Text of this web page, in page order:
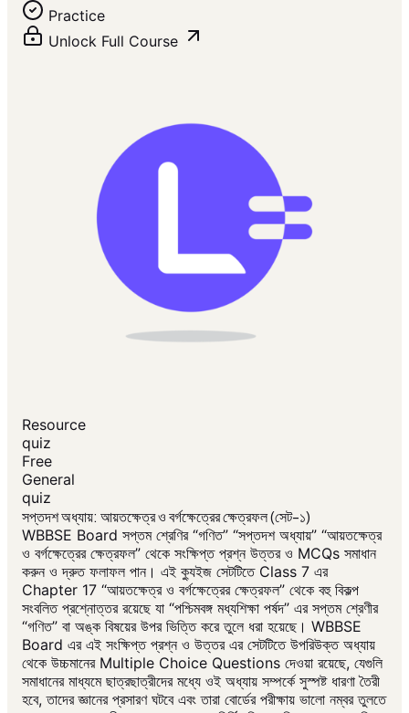
Practice
Unlock Full Course
Resource
quiz
Free
General
quiz
সপ্তদশ অধ্যায়: আয়তক্ষেত্র ও বর্গক্ষেত্রের ক্ষেত্রফল (সেট-১)
WBBSE Board সপ্তম শ্রেণির “গণিত” “সপ্তদশ অধ্যায়” “আয়তক্ষেত্র
ও বর্গক্ষেত্রের ক্ষেত্রফল” থেকে সংক্ষিপ্ত প্রশ্ন উত্তর ও MCQs সমাধান
করুন ও দ্রুত ফলাফল পান। এই ক্যুইজ সেটটিতে Class 7 এর
Chapter 17 “আয়তক্ষেত্র ও বর্গক্ষেত্রের ক্ষেত্রফল” থেকে বহু বিকল্প
সংবলিত প্রশ্নোত্তর রয়েছে যা “পশ্চিমবঙ্গ মধ্যশিক্ষা পর্ষদ” এর সপ্তম শ্রেণীর
“গণিত” বা অঙ্ক বিষয়ের উপর ভিত্তি করে তুলে ধরা হয়েছে। WBBSE
Board এর এই সংক্ষিপ্ত প্রশ্ন ও উত্তর এর সেটটিতে উপরিউক্ত অধ্যায়
থেকে উচ্চমানের Multiple Choice Questions দেওয়া রয়েছে, যেগুলি
সমাধানের মাধ্যমে ছাত্রছাত্রীদের মধ্যে ওই অধ্যায় সম্পর্কে সুস্পষ্ট ধারণা তৈরী
হবে, তাদের জ্ঞানের প্রসারণ ঘটবে এবং তারা বোর্ডের পরীক্ষায় ভালো নম্বর তুলতে